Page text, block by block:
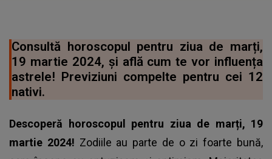
Consultă horoscopul pentru ziua de marți,
19 martie 2024, și află cum te vor influența
astrele! Previziuni compelte pentru cei 12
nativi.
Descoperă horoscopul pentru ziua de marți, 19
martie 2024! Zodiile au parte de o zi foarte bună,